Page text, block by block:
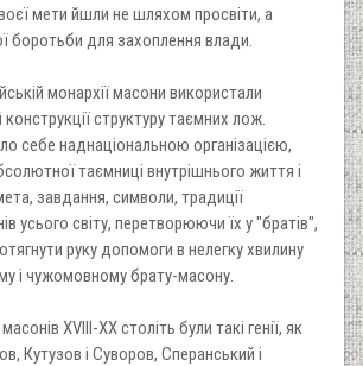
мети йшли не шляхом просвіти, а
боротьби для захоплення влади.
монархії масони використали
структуру таємних лож.
себе наднаціональною організацією,
таємниці внутрішнього життя і
завдання, символи, традиції
усього світу, перетворюючи їх у "братів",
руку допомоги в нелегку хвилину
і чужомовному брату-масону.
ХVІІІ-ХХ століть були такі генії, як
Кутузов і Суворов, Сперанський і